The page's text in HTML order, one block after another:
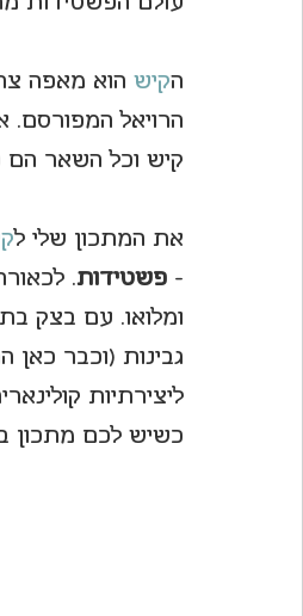
הקיש הוא מאפה
הרויאל המפורסם.
קיש וכל השאר הם
את המתכון שלי ל
- פשטידות.
ומלואו. עם בצק
גבינות (וכבר
ליצירתיות
כשיש לכם מתכון